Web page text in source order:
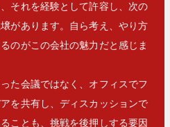
それを経験として許容し、次の
があります。自ら考え、やり方
のがこの会社の魅力だと感じま
た会議ではなく、オフィスでフ
を共有し、ディスカッションで
ことも、挑戦を後押しする要因